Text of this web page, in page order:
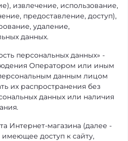
извлечение, использование,
предоставление, доступ),
удаление,
данных.
персональных данных» -
Оператором или иным
данным лицом
их распространения без
данных или наличия
Интернет-магазина (далее -
имеющее доступ к сайту,